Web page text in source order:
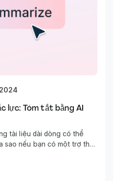
lực: Tóm tắt bằng AI
tài liệu dài dòng có thể
sao nếu bạn có một trợ thủ